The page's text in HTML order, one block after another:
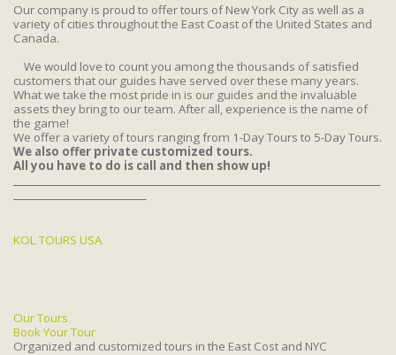
Our company is proud to offer tours of New York City as well as a
variety of cities throughout the East Coast of the United States and
Canada.
We would love to count you among the thousands of satisfied
customers that our guides have served over these many years.
What we take the most pride in is our guides and the invaluable
assets they bring to our team. After all, experience is the name of
the game!
We offer a variety of tours ranging from 1-Day Tours to 5-Day Tours.
We also offer private customized tours.
All you have to do is call and then show up!
KOL TOURS USA
Our Tours
Book Your Tour
Organized and customized tours in the East Cost and NYC